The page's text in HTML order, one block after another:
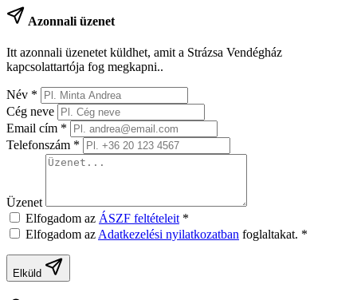
Azonnali üzenet
Itt azonnali üzenetet küldhet, amit a Strázsa Vendégház
kapcsolattartója fog megkapni..
Név *
Cég neve
Email cím *
Telefonszám *
Üzenet
Elfogadom az ÁSZF feltételeit *
Elfogadom azAdatkezelési nyilatkozatban foglaltakat. *
Elküld